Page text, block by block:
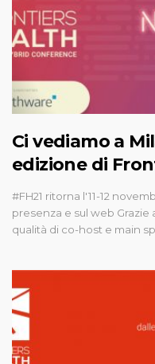
Ci vediamo a
edizione di
#FH21 ritorna l'11-12
presenza e sul web
qualità di co-host e main